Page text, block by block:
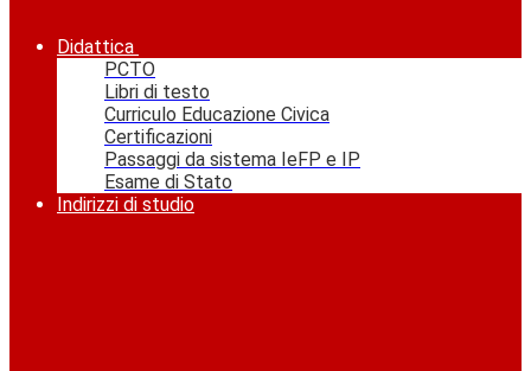
Didattica
PCTO
Libri di testo
Curriculo Educazione Civica
Certificazioni
Passaggi da sistema IeFP e IP
Esame di Stato
Indirizzi di studio